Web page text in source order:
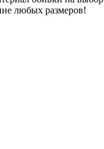
любых размеров!